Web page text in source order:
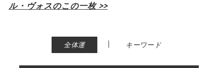
ル・ヴォスのこの一枚 >>
全体運 | キーワード